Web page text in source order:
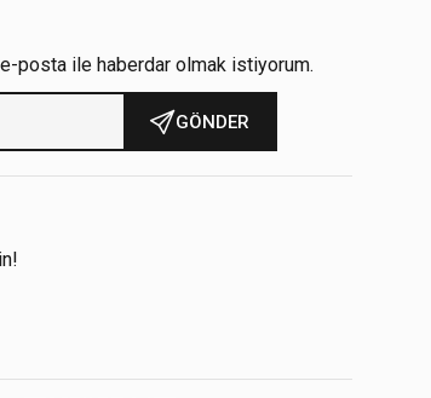
posta ile haberdar olmak istiyorum.
GÖNDER